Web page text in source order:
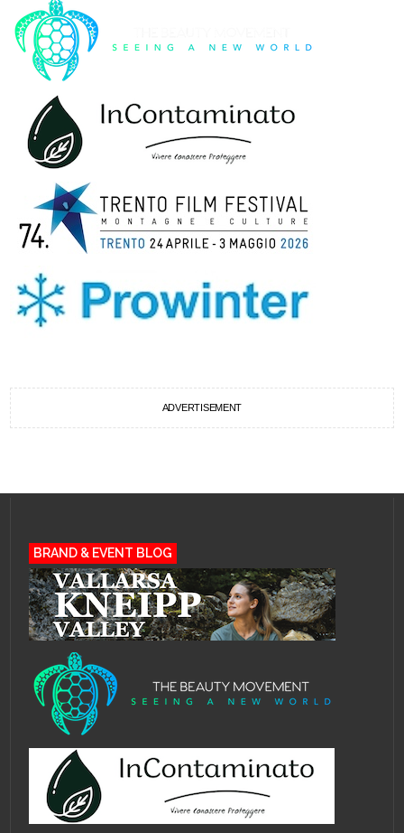
ADVERTISEMENT
BRAND & EVENT BLOG